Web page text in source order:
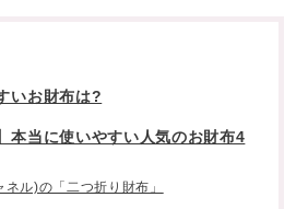
いお財布は?
本当に使いやすい人気のお財布4
ル)の「二つ折り財布」